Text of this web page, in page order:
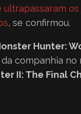
os
, se confirmou.
Hunter:
companhia
II: The Final